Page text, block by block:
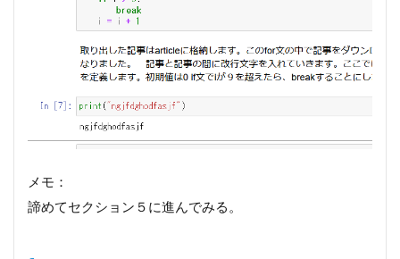
ケース
で学ぶ
Python
サイエ
ンス入
クション
2
Matplotlib
メモ：
諦めてセクション５に進んでみる。